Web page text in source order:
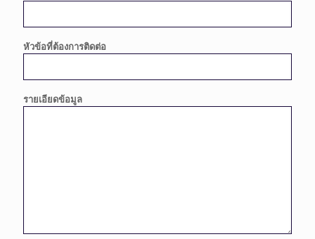
หัวข้อที่ต้องการติดต่อ
รายเอียดข้อมูล